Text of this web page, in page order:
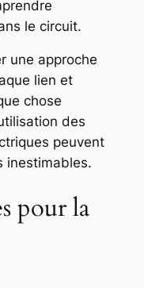
le circuit.
une approche
lien et
chose
des
peuvent
inestimables.
pour la